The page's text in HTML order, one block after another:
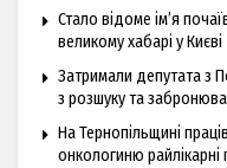
Стало відоме ім’я
великому хабарі у Києві
Затримали депутата з
з розшуку та
На Тернопільщині
онкологиню